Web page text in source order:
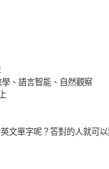
、語言智能、自然觀察
文單字呢？答對的人就可